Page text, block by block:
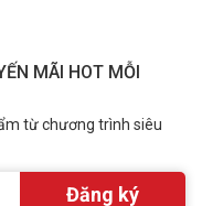
MÃI HOT MỖI
từ chương trình siêu